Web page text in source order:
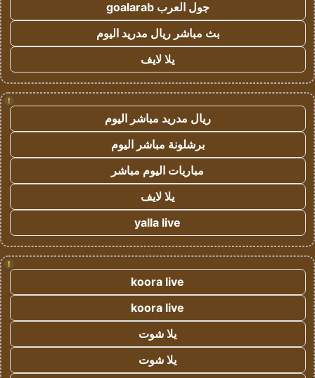
جول العرب goalarab
بث مباشر ريال مدريد اليوم
يلا لايف
!
ريال مدريد مباشر اليوم
برشلونة مباشر اليوم
مباريات اليوم مباشر
يلا لايف
yalla live
!
koora live
koora live
يلا شوت
يلا شوت